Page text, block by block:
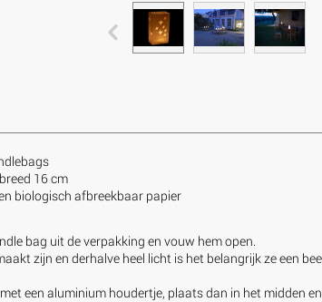
16 cm
biologisch afbreekbaar papier
bag uit de verpakking en vouw hem open.
zijn en derhalve heel licht is het belangrijk ze een
een aluminium houdertje, plaats dan in het midden